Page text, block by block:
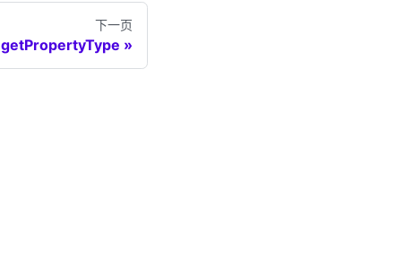
下一页
getPropertyType